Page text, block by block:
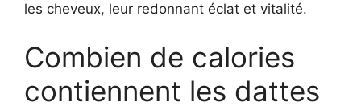
les cheveux, leur redonnant éclat et vitalité.
Combien de calories
contiennent les dattes